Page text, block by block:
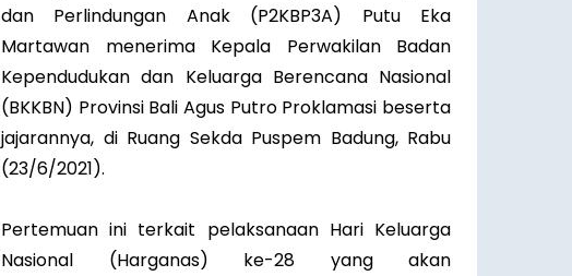
dan Perlindungan Anak (P2KBP3A) Putu Eka
Martawan menerima Kepala Perwakilan Badan
Kependudukan dan Keluarga Berencana Nasional
(BKKBN) Provinsi Bali Agus Putro Proklamasi beserta
jajarannya, di Ruang Sekda Puspem Badung, Rabu
(23/6/2021).
Pertemuan ini terkait pelaksanaan Hari Keluarga
Nasional (Harganas) ke-28 yang akan